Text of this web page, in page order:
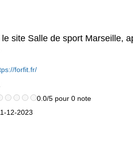
site Salle de sport Marseille,
forfit.fr/
0.0/5 pour 0 note
12-2023